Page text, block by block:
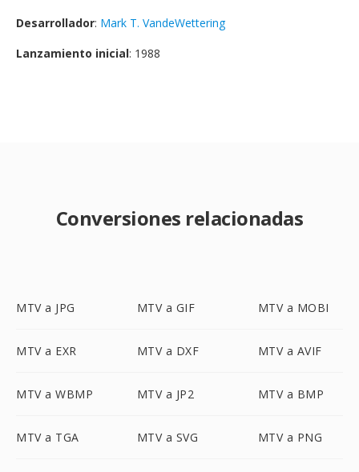
Desarrollador: Mark T. VandeWettering
Lanzamiento inicial: 1988
Conversiones relacionadas
MTV a JPG MTV a GIF MTV a MOBI
MTV a EXR MTV a DXF MTV a AVIF
MTV a WBMP MTV a JP2 MTV a BMP
MTV a TGA MTV a SVG MTV a PNG